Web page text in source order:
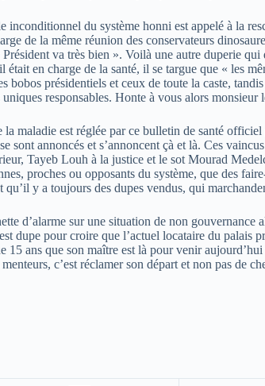
du système honni est appelé à la
de la même réunion des conservateurs
va très bien ». Voilà une autre duperie
était en charge de la santé, il se targue que « les
bobos présidentiels et ceux de toute la caste,
responsables. Honte à vous alors
maladie est réglée par ce bulletin de santé
sont annoncés et s’annoncent çà et là. Ces
Tayeb Louh à la justice et le sot Mourad
proches ou opposants du système, que des
qu’il y a toujours des dupes vendus, qui
d’alarme sur une situation de non
dupe pour croire que l’actuel locataire du
ans que son maître est là pour venir
c’est réclamer son départ et non pas de